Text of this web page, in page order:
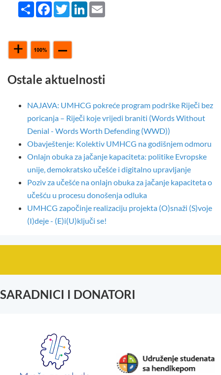
Share FacebookTwitterLinkedIn
Ostale aktuelnosti
NAJAVA: UMHCG pokreće program podrške Riječi bez
poricanja – Riječi koje vrijedi braniti (Words Without
Denial - Words Worth Defending (WWD))
Obavještenje: Kolektiv UMHCG na godišnjem odmoru
Onlajn obuka za jačanje kapaciteta: politike Evropske
unije, demokratsko učešće i digitalno upravljanje
Poziv za učešće na onlajn obuka za jačanje kapaciteta o
učešću u procesu donošenja odluka
UMHCG započinje realizaciju projekta (O)snaži (S)voje
(I)deje - (E)i(U)ključi se!
SARADNICI I DONATORI